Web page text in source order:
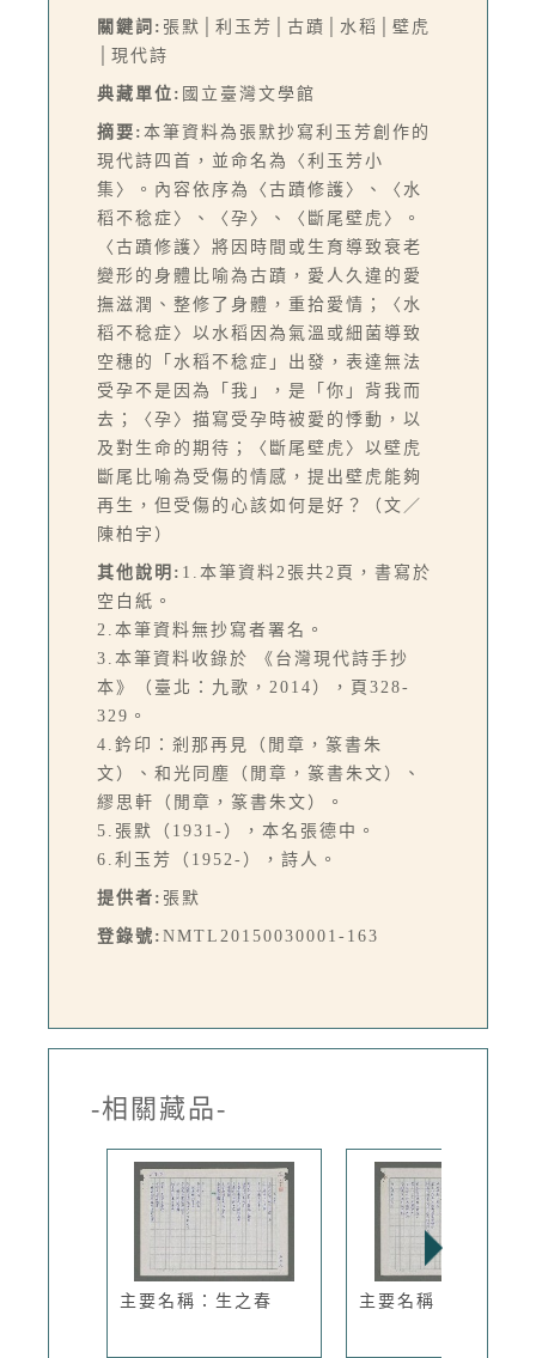
關鍵詞: 張默│利玉芳│古蹟│水稻│壁虎
│現代詩
典藏單位: 國立臺灣文學館
摘要: 本筆資料為張默抄寫利玉芳創作的
現代詩四首，並命名為〈利玉芳小
集〉。內容依序為〈古蹟修護〉、〈水
稻不稔症〉、〈孕〉、〈斷尾壁虎〉。
〈古蹟修護〉將因時間或生育導致衰老
變形的身體比喻為古蹟，愛人久違的愛
撫滋潤、整修了身體，重拾愛情；〈水
稻不稔症〉以水稻因為氣溫或細菌導致
空穗的「水稻不稔症」出發，表達無法
受孕不是因為「我」，是「你」背我而
去；〈孕〉描寫受孕時被愛的悸動，以
及對生命的期待；〈斷尾壁虎〉以壁虎
斷尾比喻為受傷的情感，提出壁虎能夠
再生，但受傷的心該如何是好？（文／
陳柏宇）
其他說明: 1.本筆資料2張共2頁，書寫於
空白紙。
2.本筆資料無抄寫者署名。
3.本筆資料收錄於 《台灣現代詩手抄
本》（臺北：九歌，2014），頁328-
329。
4.鈐印：剎那再見（閒章，篆書朱
文）、和光同塵（閒章，篆書朱文）、
繆思軒（閒章，篆書朱文）。
5.張默（1931-），本名張德中。
6.利玉芳（1952-），詩人。
提供者: 張默
登錄號: NMTL20150030001-163
-相關藏品-
主要名稱：生之春 主要名稱：詩的心情